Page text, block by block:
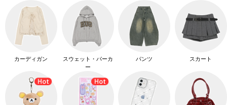
カーディガン
スウェット・パーカ
ー
パンツ スカート